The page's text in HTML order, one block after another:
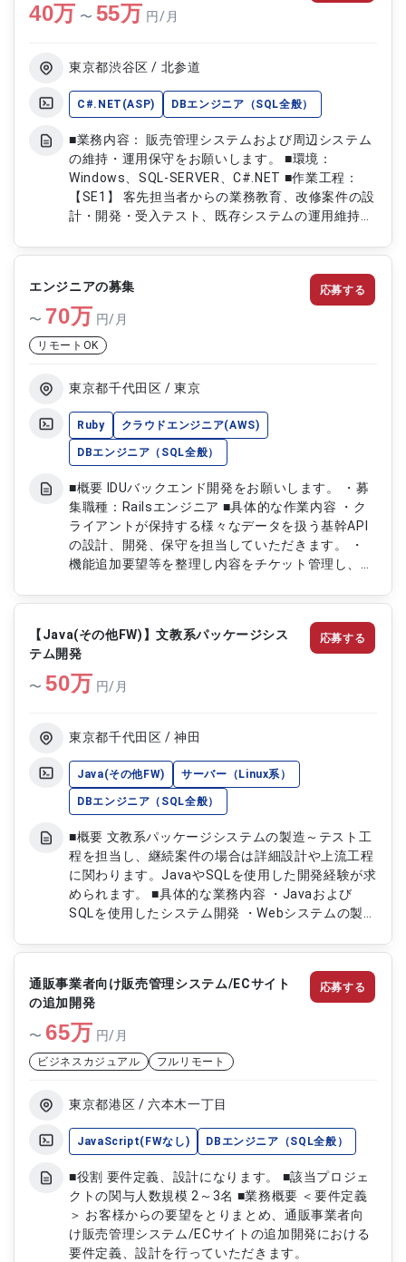
40万 〜 55万 円/月
東京都渋谷区 / 北参道
C#.NET(ASP) DBエンジニア（SQL全般）
■業務内容： 販売管理システムおよび周辺システム
の維持・運用保守をお願いします。 ■環境：
Windows、SQL-SERVER、C#.NET ■作業工程：
【SE1】 客先担当者からの業務教育、改修案件の設
計・開発・受入テスト、既存システムの運用維持
開発・受入テスト、既存システムの運用維持
エンジニアの募集
〜 70万 円/月
リモートOK
東京都千代田区 / 東京
Ruby クラウドエンジニア(AWS)
DBエンジニア（SQL全般）
■概要 IDUバックエンド開発をお願いします。 ・募
集職種：Railsエンジニア ■具体的な作業内容 ・ク
ライアントが保持する様々なデータを扱う基幹API
の設計、開発、保守を担当していただきます。 ・
機能追加要望等を整理し内容をチケット管理し、開
オ会議での定例会にて要件調整や進捗報告、仕様の
確認などを実施やバグや不具合などで、問題が発生
した場合は、原因調査と対応、修正を行い、障害報
告書を記入して報告していただきます。
応募する
【Java(その他FW)】文教系パッケージシス
テム開発
〜 50万 円/月
東京都千代田区 / 神田
Java(その他FW) サーバー（Linux系）
DBエンジニア（SQL全般）
■概要 文教系パッケージシステムの製造～テスト工
程を担当し、継続案件の場合は詳細設計や上流工程
に関わります。JavaやSQLを使用した開発経験が求
められます。 ■具体的な業務内容 ・Javaおよび
SQLを使用したシステム開発 ・Webシステムの製造
業 ・LinuxやMySQLを使用した開発環境の設定
応募する
通販事業者向け販売管理システム/ECサイト
の追加開発
〜 65万 円/月
ビジネスカジュアル フルリモート
東京都港区 / 六本木一丁目
JavaScript(FWなし) DBエンジニア（SQL全般）
■役割 要件定義、設計になります。 ■該当プロジェ
クトの関与人数規模 2～3名 ■業務概要 ＜要件定義
＞ お客様からの要望をとりまとめ、通販事業者向
け販売管理システム/ECサイトの追加開発における
要件定義、設計を行っていただきます。
応募する